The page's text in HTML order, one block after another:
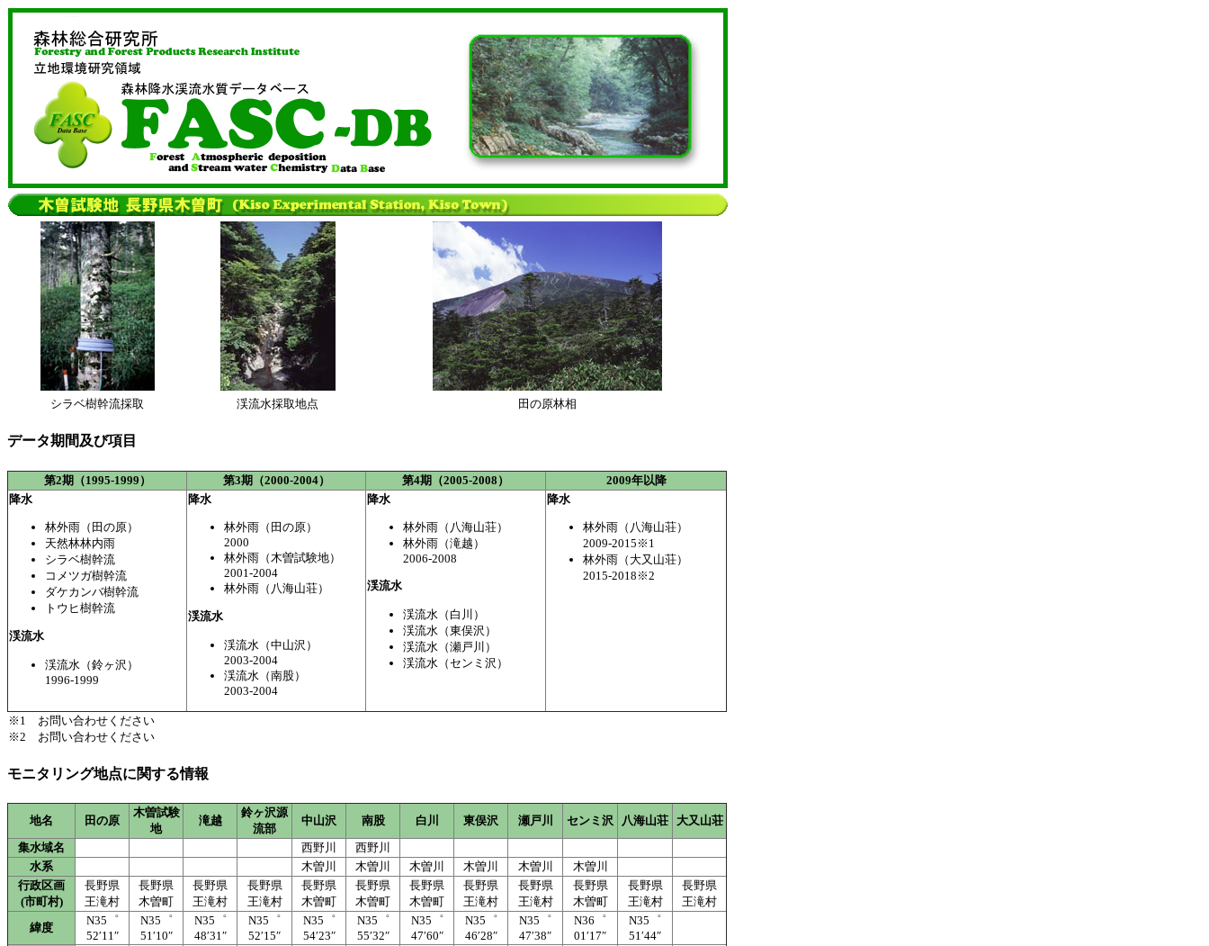
シラベ樹幹流採取 渓流水採取地点 田の原林相
データ期間及び項目
第2期（1995-1999） 第3期（2000-2004） 第4期（2005-2008）
2009年以降
降水
林外雨（田の原）
天然林林内雨
シラベ樹幹流
コメツガ樹幹流
ダケカンバ樹幹流
トウヒ樹幹流
渓流水
渓流水（鈴ヶ沢）
1996-1999
降水
林外雨（田の原）
2000
林外雨（木曽試験地）
2001-2004
林外雨（八海山荘）
渓流水
渓流水（中山沢）
2003-2004
渓流水（南股）
2003-2004
降水
林外雨（八海山荘）
林外雨（滝越）
2006-2008
渓流水
渓流水（白川）
渓流水（東俣沢）
渓流水（瀬戸川）
渓流水（センミ沢）
降水
林外雨（八海山荘）
2009-2015※1
林外雨（大又山荘）
2015-2018※2
※1 お問い合わせください
※2 お問い合わせください
モニタリング地点に関する情報
地名 田の原
木曽試験
地
滝越
鈴ヶ沢源
流部
中山沢 南股 白川 東俣沢 瀬戸川 センミ沢 八海山荘 大又山荘
集水域名
西野川
西野川
水系
木曽川 木曽川 木曽川 木曽川 木曽川
木曽川
行政区画
(市町村)
長野県
王滝村
長野県
木曽町
長野県
王滝村
長野県
王滝村
長野県
木曽町
長野県
木曽町
長野県
木曽町
長野県
王滝村
長野県
王滝村
長野県
木曽町
長野県
王滝村
長野県
王滝村
緯度
N35゜
52′11″
N35゜
51′10″
N35゜
48′31″
N35゜
52′15″
N35゜
54′23″
N35゜
55′32″
N35゜
47′60″
N35゜
46′28″
N35゜
47′38″
N36゜
01′17″
N35゜
51′44″